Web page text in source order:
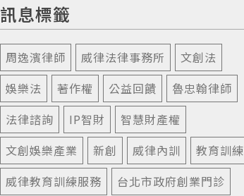
訊息標籤
周逸濱律師 威律法律事務所
文創法
娛樂法
著作權 公益回饋
魯忠翰律師
法律諮詢
IP智財
智慧財產權
文創娛樂產業
新創 威律內訓
教育訓練
威律教育訓練服務
台北市政府創業門診